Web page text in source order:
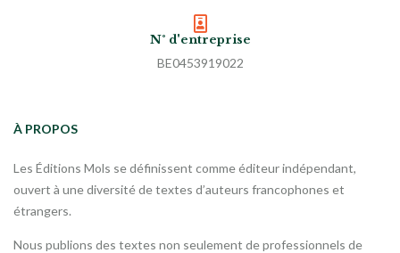
N° d'entreprise
BE0453919022
À PROPOS
Les Éditions Mols se définissent comme éditeur indépendant,
ouvert à une diversité de textes d’auteurs francophones et
étrangers.
Nous publions des textes non seulement de professionnels de